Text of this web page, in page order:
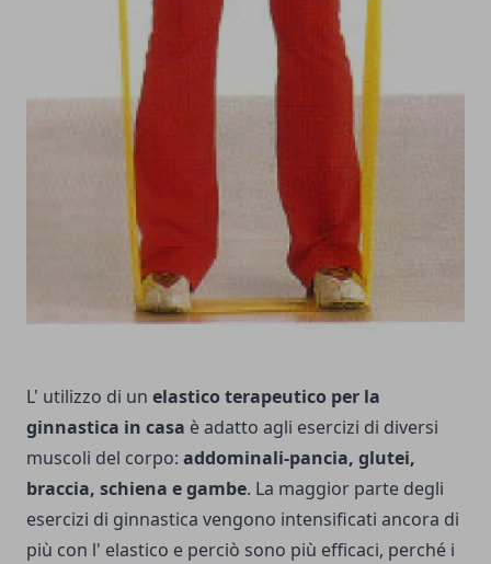
L' utilizzo di un elastico terapeutico per la
ginnastica in casa è adatto agli esercizi di diversi
muscoli del corpo: addominali-pancia, glu­tei,
braccia, schiena e gambe. La maggior parte degli
esercizi di ginnastica vengono intensificati ancora di
più con l' elastico e perciò sono più efficaci, perché i